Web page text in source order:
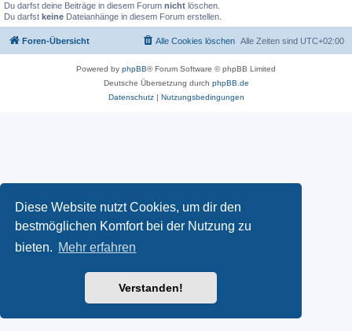
Diese Website nutzt Cookies, um dir den
bestmöglichen Komfort bei der Nutzung zu
bieten. Mehr erfahren
Verstanden!
Du darfst deine Beiträge in diesem Forum nicht löschen.
Du darfst keine Dateianhänge in diesem Forum erstellen.
Foren-Übersicht Alle Zeiten sind UTC+02:00
Alle Cookies löschen
Powered by phpBB® Forum Software © phpBB Limited
Deutsche Übersetzung durch phpBB.de
Datenschutz| Nutzungsbedingungen